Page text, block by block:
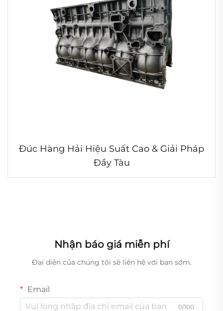
Đúc Hàng Hải Hiệu Suất Cao & Giải Pháp
Đẩy Tàu
Nhận báo giá miễn phí
Đại diện của chúng tôi sẽ liên hệ với bạn sớm.
Email
0/100